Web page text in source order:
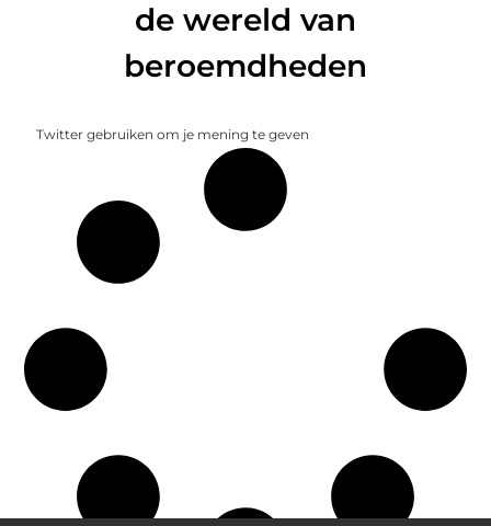
de wereld van
beroemdheden
Twitter gebruiken om je mening te geven